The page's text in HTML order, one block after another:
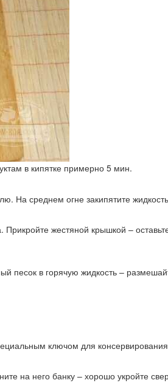
в кипятке примерно 5 мин.
На среднем огне закипятите
жестяной крышкой –
песок в горячую жидкость –
ключом для
на него банку – хорошо укройте